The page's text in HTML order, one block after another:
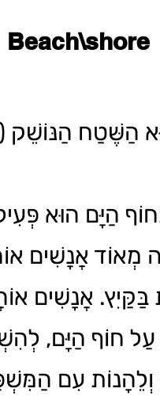
Beach\shore
הַשֶּׁטַח הַנּוֹשֵׁק
הַיָּם הוּא
מְאוֹד אֲנָשִׁים
בַּקַּיִץ. אֲנָשִׁים
חוֹף הַיָּם,
עִם